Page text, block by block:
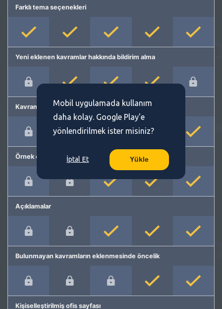
Farklı tema seçenekleri
Yeni eklenen kavramlar hakkında bildirim alma
Kavram önerme
Örnek cümleler
Açıklamalar
Bulunmayan kavramların eklenmesinde öncelik
Kişiselleştirilmiş ofis sayfası
Mobil uygulamada kullanım
daha kolay. Google Play'e
yönlendirilmek ister misiniz?
İptal Et Yükle